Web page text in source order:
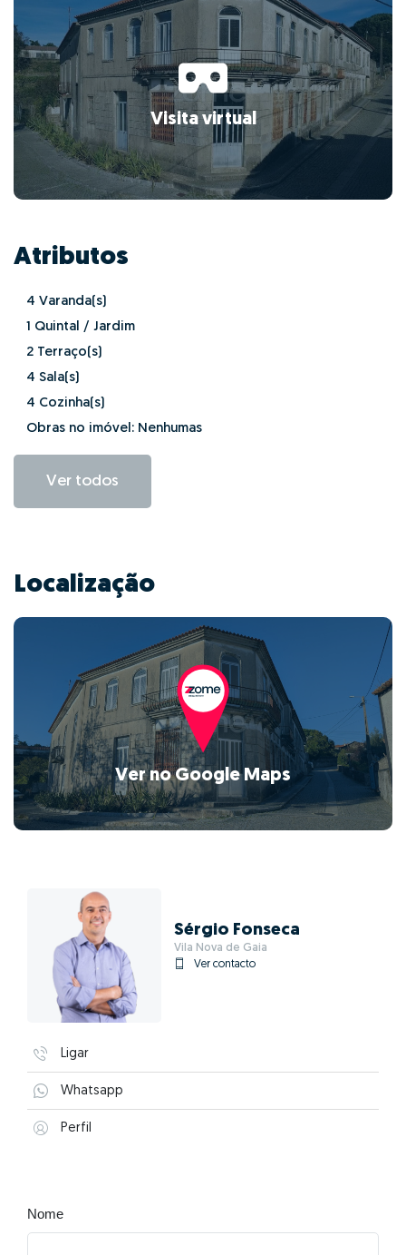
Visita virtual
Atributos
4 Varanda(s)
1 Quintal / Jardim
2 Terraço(s)
4 Sala(s)
4 Cozinha(s)
Obras no imóvel: Nenhumas
Ver todos
Localização
Ver no Google Maps
Sérgio Fonseca
Vila Nova de Gaia
Ver contacto
Ligar
Whatsapp
Perfil
Nome